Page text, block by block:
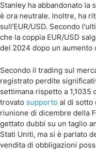
Stanley ha abbandonato la
è ora neutrale. Inoltre, ha
sull'EUR/USD. Secondo
che la coppia EUR/USD
del 2024 dopo un aumento
Secondo il trading sul
registrato perdite
settimana rispetto a 1,1035
trovato supporto al di sotto
riunione di dicembre della
gettato dubbi su un taglio
Stati Uniti, ma si è parlato
vendita di obbligazioni